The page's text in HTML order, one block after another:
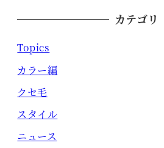
カテゴリ
Topics
カラー編
クセ毛
スタイル
ニュース